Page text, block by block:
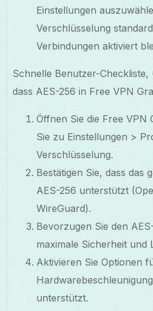
Einstellungen
Verschlüsselung
Verbindungen aktiviert
Schnelle Benutzer-
dass AES-256 in Free VPN
Öffnen Sie die Free VPN
Sie zu Einstellungen >
Verschlüsselung.
Bestätigen Sie, dass das
AES-256 unterstützt
WireGuard).
Bevorzugen Sie den
maximale Sicherheit und
Aktivieren Sie Optionen
unterstützt.